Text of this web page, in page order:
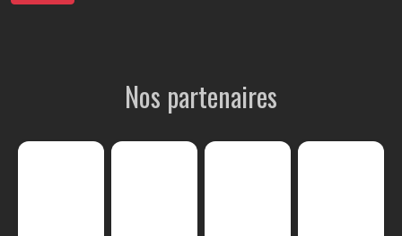
Nos partenaires